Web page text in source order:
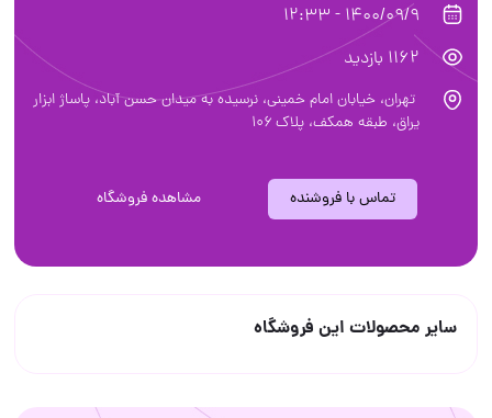
1400/09/9 - 12:33
1162 بازدید
تهران، خیابان امام خمینی، نرسیده به میدان حسن آباد، پاساژ ابزار
یراق، طبقه همکف، پلاک ۱۰۶
تماس با فروشنده مشاهده فروشگاه
سایر محصولات این فروشگاه